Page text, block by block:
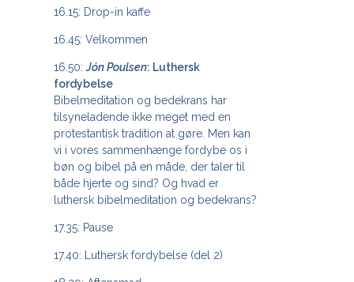
16.15: Drop-in kaffe
16.45: Velkommen
16.50:Jón Poulsen: Luthersk
fordybelse
Bibelmeditation og bedekrans har
tilsyneladende ikke meget med en
protestantisk tradition at gøre. Men kan
vi i vores sammenhænge fordybe os i
bøn og bibel på en måde, der taler til
både hjerte og sind? Og hvad er
luthersk bibelmeditation og bedekrans?
17.35: Pause
17.40: Luthersk fordybelse (del 2)